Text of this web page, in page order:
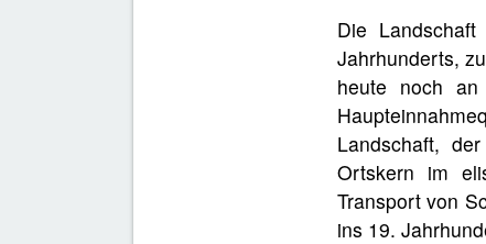
Die
Jahrhunderts,
heute noch
Landschaft,
Ortskern im
Transport von
ins 19.